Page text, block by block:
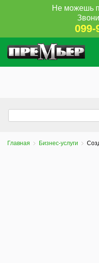
Не можешь
099-
Главная Бизнес-услуги